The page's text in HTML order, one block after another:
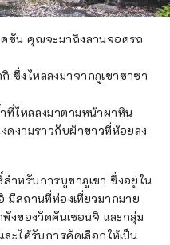
ชัน คุณจะมาถึงลานจอดรถ
ซึ่งไหลลงมาจากภูเขาซาซา
ที่ไหลลงมาตามหน้าผาหิน
ดงามราวกับผ้าขาวที่ห้อยลง
ำหรับการบูชาภูเขา ซึ่งอยู่ใน
มีสถานที่ท่องเที่ยวมากมาย
งของวัดคันเซอนจิ และกลุ่ม
ะได้รับการคัดเลือกให้เป็น